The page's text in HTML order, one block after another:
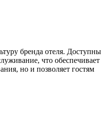
бренда отеля. Доступны
что обеспечивает
но и позволяет гостям